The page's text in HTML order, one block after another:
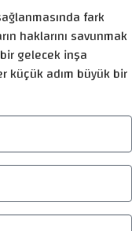
fark
haklarını savunmak
gelecek inşa
küçük adım büyük bir